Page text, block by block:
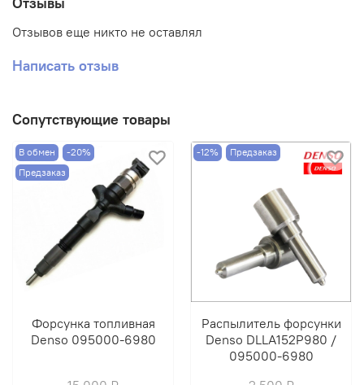
Отзывов еще никто не оставлял
Написать отзыв
Сопутствующие товары
В обмен
-20%
Предзаказ
Форсунка топливная
Denso 095000-6980
-12% Предзаказ
Распылитель форсунки
Denso DLLA152P980 /
095000-6980